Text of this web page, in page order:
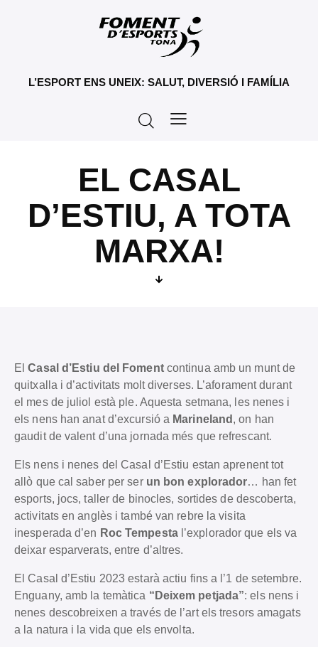
L’ESPORT ENS UNEIX: SALUT, DIVERSIÓ I FAMÍLIA
EL CASAL
D’ESTIU, A TOTA
MARXA!
ElCasal d’Estiu del Foment continua amb un munt de
quitxalla i d’activitats molt diverses. L’aforament durant
el mes de juliol està ple. Aquesta setmana, les nenes i
els nens han anat d’excursió a Marineland , on han
gaudit de valent d’una jornada més que refrescant.
Els nens i nenes del Casal d’Estiu estan aprenent tot
allò que cal saber per ser un bon explorador… han fet
esports, jocs, taller de binocles, sortides de descoberta,
activitats en anglès i també van rebre la visita
inesperada d’en Roc Tempestal’explorador que els va
deixar esparverats, entre d’altres.
El Casal d’Estiu 2023 estarà actiu fins a l’1 de setembre.
Enguany, amb la temàtica “Deixem petjada”: els nens i
nenes descobreixen a través de l’art els tresors amagats
a la natura i la vida que els envolta.